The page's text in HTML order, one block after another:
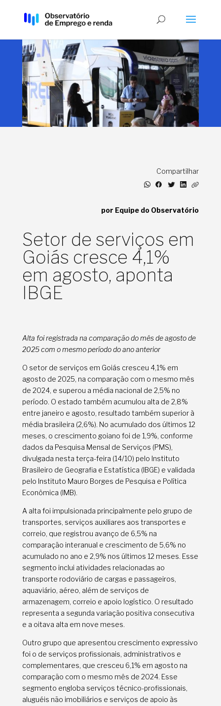
Compartilhar
por Equipe do Observatório
Setor de serviços em
Goiás cresce 4,1%
em agosto, aponta
IBGE
Alta foi registrada na comparação do mês de agosto de
2025 com o mesmo período do ano anterior
O setor de serviços em Goiás cresceu 4,1% em
agosto de 2025, na comparação com o mesmo mês
de 2024, e superou a média nacional de 2,5% no
período. O estado também acumulou alta de 2,8%
entre janeiro e agosto, resultado também superior à
média brasileira (2,6%). No acumulado dos últimos 12
meses, o crescimento goiano foi de 1,9%, conforme
dados da Pesquisa Mensal de Serviços (PMS),
divulgada nesta terça-feira (14/10) pelo Instituto
Brasileiro de Geografia e Estatística (IBGE) e validada
pelo Instituto Mauro Borges de Pesquisa e Política
Econômica (IMB).
A alta foi impulsionada principalmente pelo grupo de
transportes, serviços auxiliares aos transportes e
correio, que registrou avanço de 6,5% na
comparação interanual e crescimento de 5,6% no
acumulado no ano e 2,9% nos últimos 12 meses. Esse
segmento inclui atividades relacionadas ao
transporte rodoviário de cargas e passageiros,
aquaviário, aéreo, além de serviços de
armazenagem, correio e apoio logístico. O resultado
representa a segunda variação positiva consecutiva
e a oitava alta em nove meses.
Outro grupo que apresentou crescimento expressivo
foi o de serviços profissionais, administrativos e
complementares, que cresceu 6,1% em agosto na
comparação com o mesmo mês de 2024. Esse
segmento engloba serviços técnico-profissionais,
aluguéis não imobiliários e serviços de apoio às